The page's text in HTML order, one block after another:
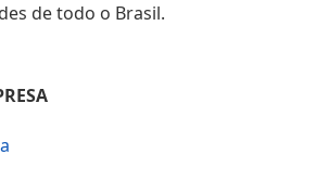
de todo o Brasil.